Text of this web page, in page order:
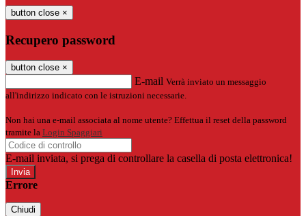
button close ×
Recupero password
button close ×
E-mail Verrà inviato un messaggio
all'indirizzo indicato con le istruzioni necessarie.
Non hai una e-mail associata al nome utente? Effettua il reset della password
tramite la Login Spaggiari
E-mail inviata, si prega di controllare la casella di posta elettronica!
Errore
Chiudi